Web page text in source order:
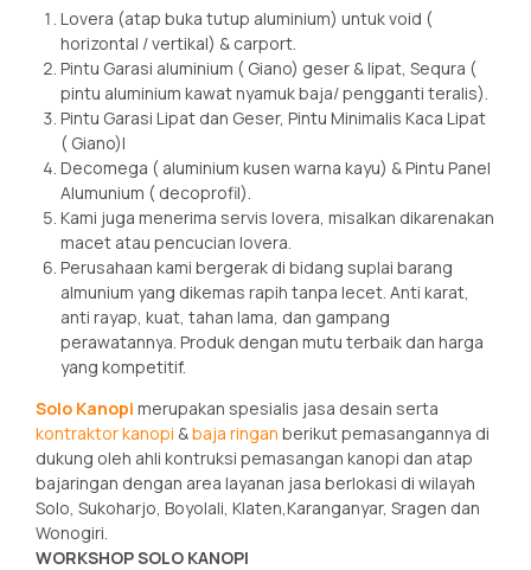
Lovera (atap buka tutup aluminium) untuk void (
horizontal / vertikal) & carport.
Pintu Garasi aluminium ( Giano) geser & lipat, Sequra (
pintu aluminium kawat nyamuk baja/ pengganti teralis).
Pintu Garasi Lipat dan Geser, Pintu Minimalis Kaca Lipat
( Giano)l
Decomega ( aluminium kusen warna kayu) & Pintu Panel
Alumunium ( decoprofil).
Kami juga menerima servis lovera, misalkan dikarenakan
macet atau pencucian lovera.
Perusahaan kami bergerak di bidang suplai barang
almunium yang dikemas rapih tanpa lecet. Anti karat,
anti rayap, kuat, tahan lama, dan gampang
perawatannya. Produk dengan mutu terbaik dan harga
yang kompetitif.
Solo Kanopi merupakan spesialis jasa desain serta
kontraktor kanopi &baja ringan berikut pemasangannya di
dukung oleh ahli kontruksi pemasangan kanopi dan atap
bajaringan dengan area layanan jasa berlokasi di wilayah
Solo, Sukoharjo, Boyolali, Klaten,Karanganyar, Sragen dan
Wonogiri.
WORKSHOP SOLO KANOPI